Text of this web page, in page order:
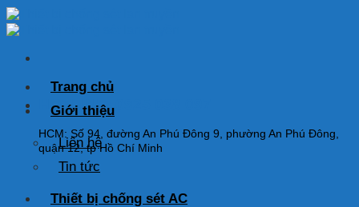
Skip
to
HOTLINE: 0925 038 097
HCM: Số 94, đường An Phú Đông 9, phường An Phú Đông,
quận 12, tp Hồ Chí Minh
Trang chủ
Giới thiệu
Liên hệ
Tin tức
Thiết bị chống sét AC